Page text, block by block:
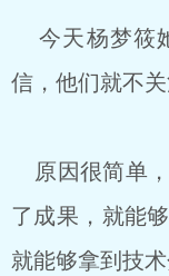
今天杨梦筱
信，他们就不关
原因很简单，
了成果，就能
就能够拿到技术